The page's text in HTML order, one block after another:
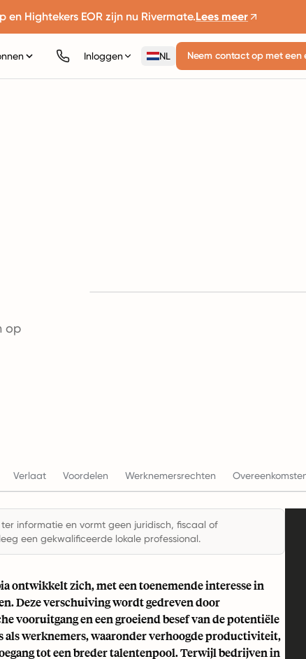
en Hightekers EOR zijn nu Rivermate.Lees meer
Inloggen NL Neem contact op met een
op
Verlaat Voordelen Werknemersrechten
informatie en vormt geen juridisch, fiscaal of
een gekwalificeerde lokale professional.
ontwikkelt zich, met een toenemende interesse in
Deze verschuiving wordt gedreven door
vooruitgang en een groeiend besef van de potentiële
als werknemers, waaronder verhoogde productiviteit,
tot een breder talentenpool. Terwijl bedrijven in